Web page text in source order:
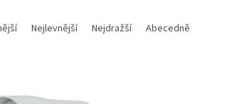
Nejlevnější Nejdražší Abecedně